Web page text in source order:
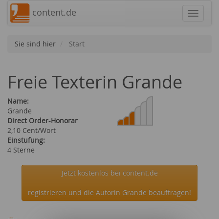
content.de
Sie sind hier Start
Freie Texterin Grande
Name:
Grande
Direct Order-Honorar
2,10 Cent/Wort
Einstufung:
4 Sterne
Jetzt kostenlos bei content.de
registrieren und die Autorin Grande beauftragen!